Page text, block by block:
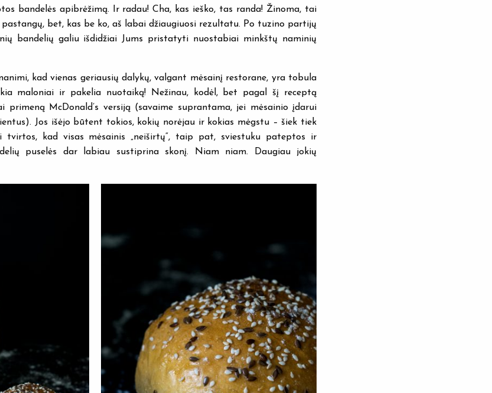
bandelės apibrėžimą. Ir radau! Cha, kas ieško, tas randa! Žinoma, tai
bet, kas be ko, aš labai džiaugiuosi rezultatu. Po tuzino partijų
bandelių galiu išdidžiai Jums pristatyti nuostabiai minkštų naminių
kad vienas geriausių dalykų, valgant mėsainį restorane, yra tobula
maloniai ir pakelia nuotaiką! Nežinau, kodėl, bet pagal šį receptą
primeną McDonald’s versiją (savaime suprantama, jei mėsainio įdarui
Jos išėjo būtent tokios, kokių norėjau ir kokias mėgstu – šiek tiek
tvirtos, kad visas mėsainis „neiširtų“, taip pat, sviestuku pateptos ir
puselės dar labiau sustiprina skonį. Niam niam. Daugiau jokių